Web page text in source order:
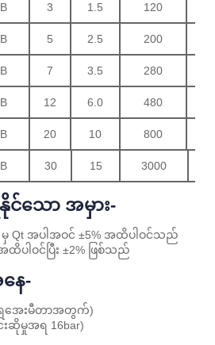
B 3 1.5 120
B 5 2.5 200
B 7 3.5 280
B 12 6.0 480
B 20 10 800
B 30 15 3000
င်သော အမှား-
Qt အပါအဝင် ±5% အထိပါဝင်သည်
ါဝင်ပြီး ±2% ဖြစ်သည်
ေ-
ရေအေးမီတာအတွက်)
းဆိုမှုအရ 16bar)